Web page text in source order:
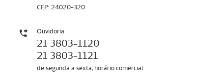
CEP: 24020-320
Ouvidoria
21 3803-1120
21 3803-1121
de segunda a sexta, horário comercial